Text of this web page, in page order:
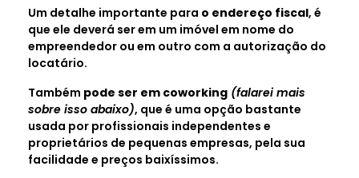
Um detalhe importante para o endereço fiscal, é
que ele deverá ser em um imóvel em nome do
empreendedor ou em outro com a autorização do
locatário.
Também pode ser em coworking (falarei mais
sobre isso abaixo), que é uma opção bastante
usada por profissionais independentes e
proprietários de pequenas empresas, pela sua
facilidade e preços baixíssimos.